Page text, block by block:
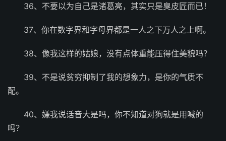
36、不要以为自己是诸葛亮，其实只是臭皮匠而已！
37、你在数字界和字母界都是一人之下万人之上啊。
38、像我这样的姑娘，没有点体重能压得住美貌吗？
39、不是说贫穷抑制了我的想象力，是你的气质不
配。
40、嫌我说话音大是吗，你不知道对狗就是用喊的
吗？